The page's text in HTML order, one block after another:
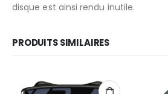
disque est ainsi rendu inutile.
PRODUITS SIMILAIRES